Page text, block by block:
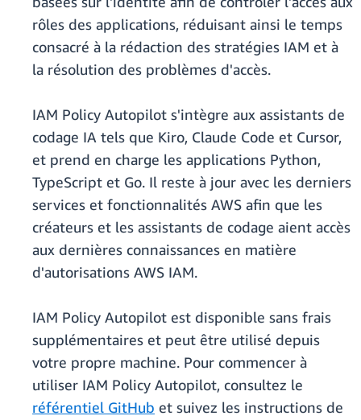
rôles des applications, réduisant ainsi le temps
consacré à la rédaction des stratégies IAM et à
la résolution des problèmes d'accès.
IAM Policy Autopilot s'intègre aux assistants de
codage IA tels que Kiro, Claude Code et Cursor,
et prend en charge les applications Python,
TypeScript et Go. Il reste à jour avec les derniers
services et fonctionnalités AWS afin que les
créateurs et les assistants de codage aient accès
aux dernières connaissances en matière
d'autorisations AWS IAM.
IAM Policy Autopilot est disponible sans frais
supplémentaires et peut être utilisé depuis
votre propre machine. Pour commencer à
utiliser IAM Policy Autopilot, consultez le
référentiel GitHub et suivez les instructions de